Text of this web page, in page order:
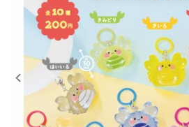
カプセルトイ
販促用空カプセル
レンタル
景品・玩具・文具